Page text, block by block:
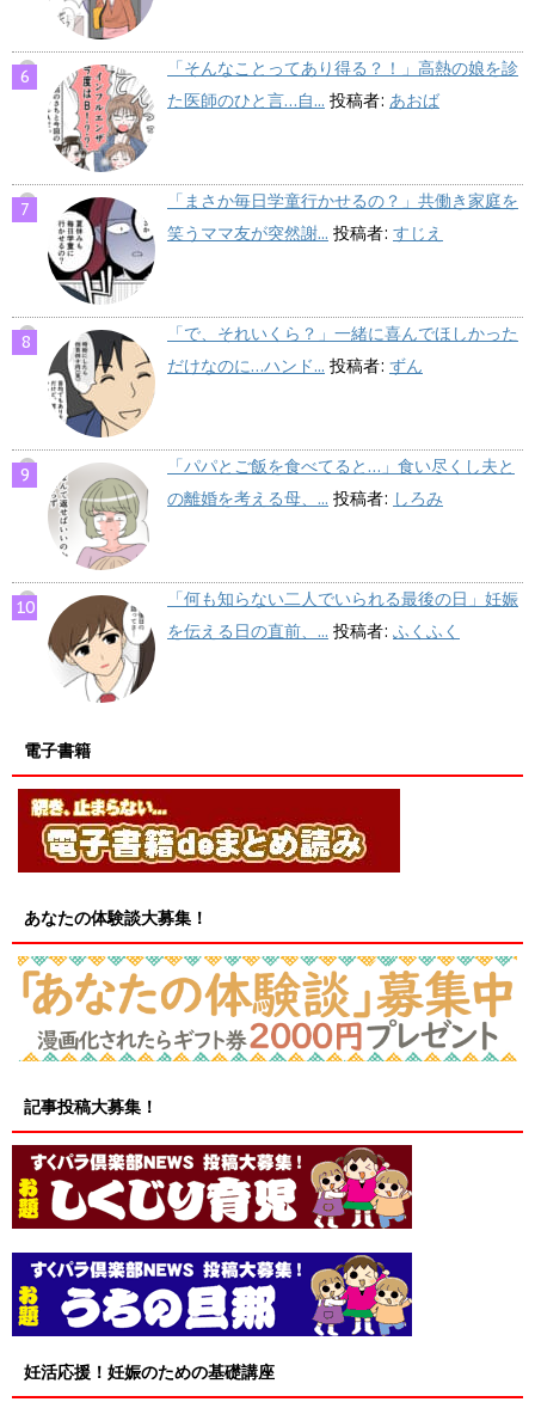
「そんなことってあり得る？！」高熱の娘を診
た医師のひと言…自... 投稿者: あおば
「まさか毎日学童行かせるの？」共働き家庭を
笑うママ友が突然謝... 投稿者: すじえ
「で、それいくら？」一緒に喜んでほしかった
だけなのに…ハンド... 投稿者: ずん
「パパとご飯を食べてると…」食い尽くし夫と
の離婚を考える母、... 投稿者: しろみ
「何も知らない二人でいられる最後の日」妊娠
を伝える日の直前、... 投稿者: ふくふく
電子書籍
あなたの体験談大募集！
記事投稿大募集！
妊活応援！妊娠のための基礎講座